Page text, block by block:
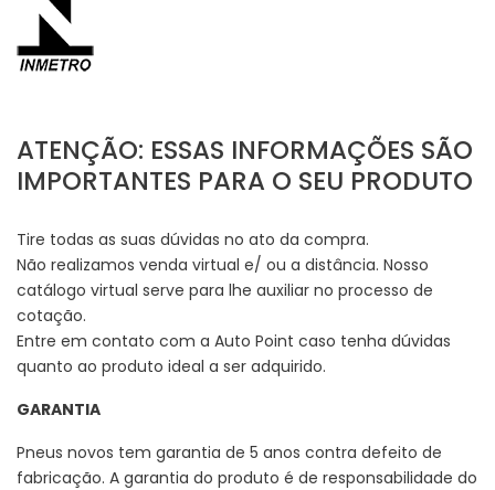
ATENÇÃO: ESSAS INFORMAÇÕES SÃO
IMPORTANTES PARA O SEU PRODUTO
Tire todas as suas dúvidas no ato da compra.
Não realizamos venda virtual e/ ou a distância. Nosso
catálogo virtual serve para lhe auxiliar no processo de
cotação.
Entre em contato com a Auto Point caso tenha dúvidas
quanto ao produto ideal a ser adquirido.
GARANTIA
Pneus novos tem garantia de 5 anos contra defeito de
fabricação. A garantia do produto é de responsabilidade do